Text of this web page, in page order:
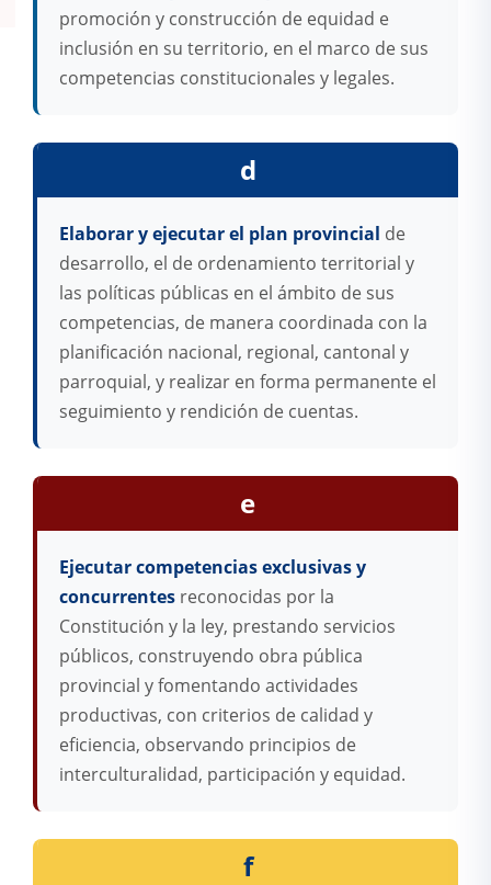
promoción y construcción de equidad e
inclusión en su territorio, en el marco de sus
competencias constitucionales y legales.
d
Elaborar y ejecutar el plan provincial de
desarrollo, el de ordenamiento territorial y
las políticas públicas en el ámbito de sus
competencias, de manera coordinada con la
planificación nacional, regional, cantonal y
parroquial, y realizar en forma permanente el
seguimiento y rendición de cuentas.
e
Ejecutar competencias exclusivas y
concurrentes reconocidas por la
Constitución y la ley, prestando servicios
públicos, construyendo obra pública
provincial y fomentando actividades
productivas, con criterios de calidad y
eficiencia, observando principios de
interculturalidad, participación y equidad.
f